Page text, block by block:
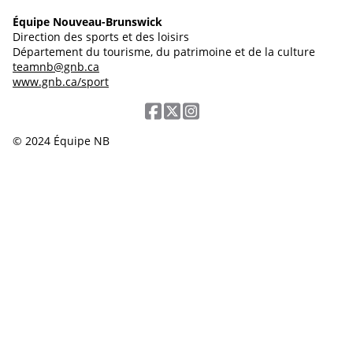
Équipe Nouveau-Brunswick
Direction des sports et des loisirs
Département du tourisme, du patrimoine et de la culture
teamnb@gnb.ca
www.gnb.ca/sport
© 2024 Équipe NB